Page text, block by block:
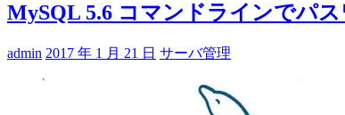
MySQL 5.6 コマンドラインでパ
admin 2017 年 1 月 21 日 サーバ管理